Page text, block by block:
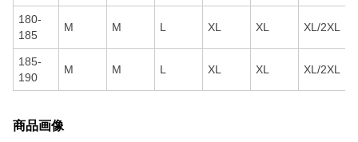
180-
185
M M L XL XL XL/2XL
185-
190
M M L XL XL XL/2XL
商品画像